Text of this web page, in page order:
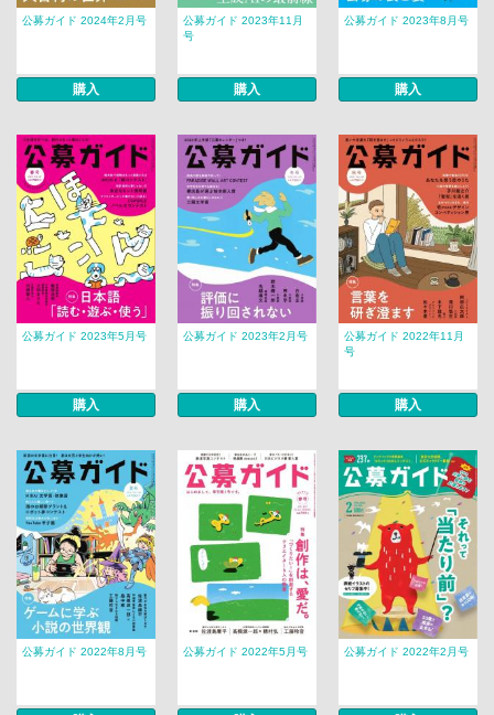
公募ガイド 2024年2月号
購入
公募ガイド 2023年11月
号
購入
公募ガイド 2023年8月号
購入
公募ガイド 2023年5月号
購入
公募ガイド 2023年2月号
購入
公募ガイド 2022年11月
号
購入
公募ガイド 2022年8月号 公募ガイド 2022年5月号 公募ガイド 2022年2月号